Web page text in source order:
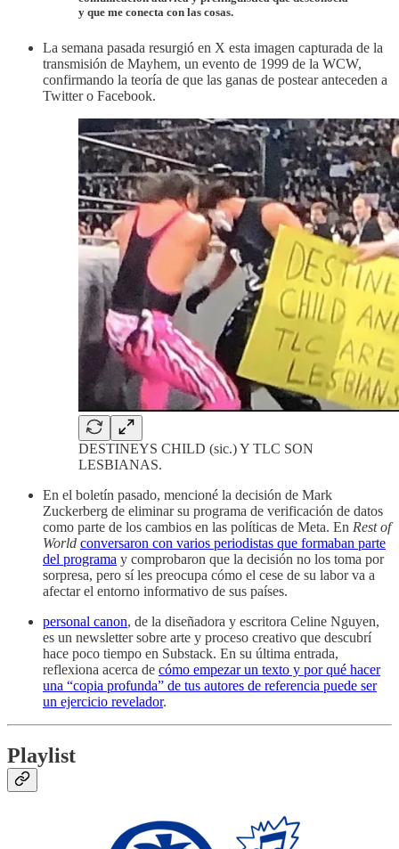
y que me conecta con las cosas.
La semana pasada resurgió en X esta imagen capturada de la
transmisión de Mayhem, un evento de 1999 de la WCW,
confirmando la teoría de que las ganas de postear anteceden a
Twitter o Facebook.
DESTINEYS CHILD (sic.) Y TLC SON
LESBIANAS.
En el boletín pasado, mencioné la decisión de Mark
Zuckerberg de eliminar su programa de verificación de datos
como parte de los cambios en las políticas de Meta. En Rest of
World conversaron con varios periodistas que formaban parte
del programa y comprobaron que la decisión no los toma por
sorpresa, pero sí les preocupa cómo el cese de su labor va a
afectar el entorno informativo de sus países.
personal canon, de la diseñadora y escritora Celine Nguyen,
es un newsletter sobre arte y proceso creativo que descubrí
hace poco tiempo en Substack. En su última entrada,
reflexiona acerca de cómo empezar un texto y por qué hacer
una “copia profunda” de tus autores de referencia puede ser
un ejercicio revelador.
Playlist